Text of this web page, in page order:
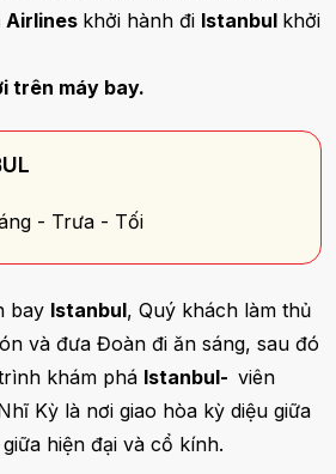
Airlines khởi hành đi Istanbul khởi
trên máy bay.
- Trưa - Tối
bay Istanbul, Quý khách làm thủ
và đưa Đoàn đi ăn sáng, sau đó
khám phá Istanbul- viên
Kỳ là nơi giao hòa kỳ diệu giữa
hiện đại và cổ kính.